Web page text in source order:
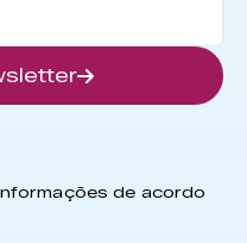
de acordo